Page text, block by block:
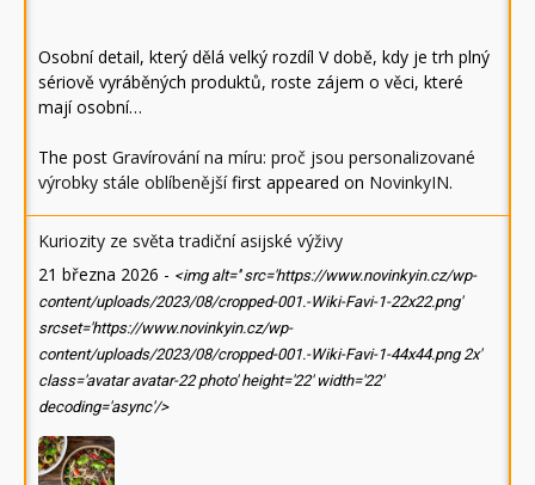
Osobní detail, který dělá velký rozdíl V době, kdy je trh plný
sériově vyráběných produktů, roste zájem o věci, které
mají osobní…
The post Gravírování na míru: proč jsou personalizované
výrobky stále oblíbenějšífirst appeared on NovinkyIN.
Kuriozity ze světa tradiční asijské výživy
21 března 2026 - <img alt='' src='https://www.novinkyin.cz/wp-
content/uploads/2023/08/cropped-001.-Wiki-Favi-1-22x22.png'
srcset='https://www.novinkyin.cz/wp-
content/uploads/2023/08/cropped-001.-Wiki-Favi-1-44x44.png 2x'
class='avatar avatar-22 photo' height='22' width='22'
decoding='async'/>